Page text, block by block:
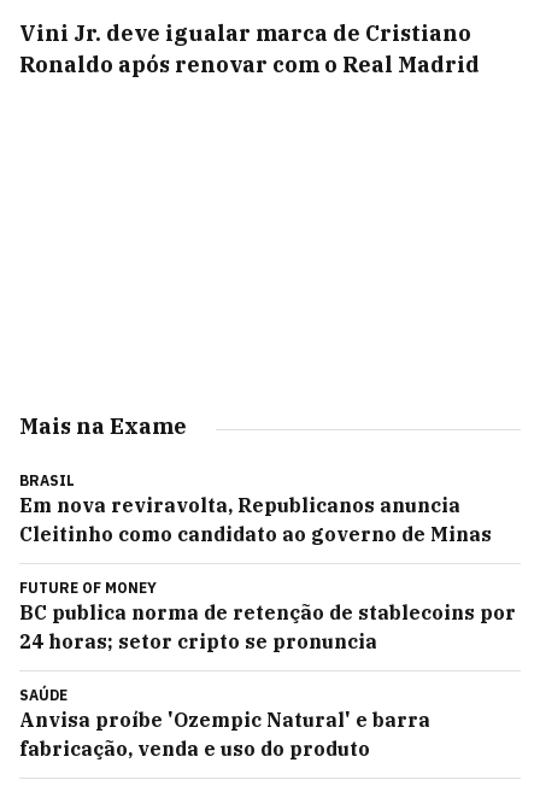
Vini Jr. deve igualar marca de Cristiano
Ronaldo após renovar com o Real Madrid
Mais na Exame
BRASIL
Em nova reviravolta, Republicanos anuncia
Cleitinho como candidato ao governo de Minas
FUTURE OF MONEY
BC publica norma de retenção de stablecoins por
24 horas; setor cripto se pronuncia
SAÚDE
Anvisa proíbe 'Ozempic Natural' e barra
fabricação, venda e uso do produto